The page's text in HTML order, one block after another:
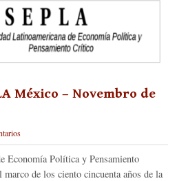
México – Novembro de
Economía Política y Pensamiento
de los ciento cincuenta años de la